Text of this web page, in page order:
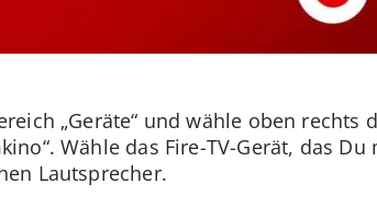
„Geräte“ und wähle oben rechts
Wähle das Fire-TV-Gerät, das Du
Lautsprecher.